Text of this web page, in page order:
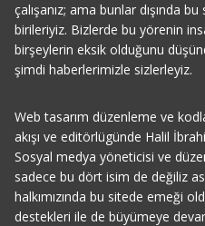
çalışanız; ama bunlar dışında
birileriyiz. Bizlerde bu yörenin
birşeylerin eksik olduğunu
şimdi haberlerimizle sizlerleyiz.
Web tasarım düzenleme ve
akışı ve editörlügünde Halil
Sosyal medya yöneticisi ve
sadece bu dört isim de değiliz
halkımızında bu sitede emeği
destekleri ile de büyümeye